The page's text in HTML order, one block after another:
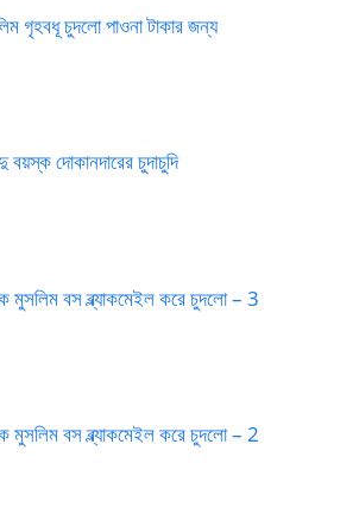
গৃহবধূ চুদলো পাওনা টাকার জন্য
বয়স্ক দোকানদারের চুদাচুদি
মুসলিম বস ব্ল্যাকমেইল করে চুদলো – 3
মুসলিম বস ব্ল্যাকমেইল করে চুদলো – 2